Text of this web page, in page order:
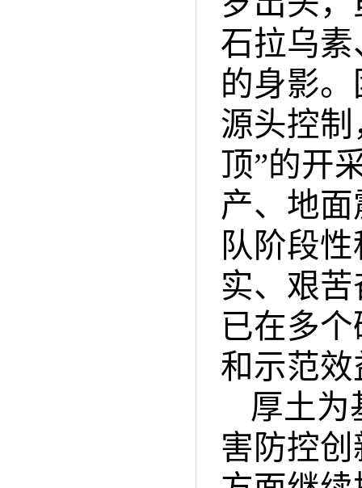
石拉乌
的身影
源头控
顶”的开
产、地
队阶段
实、艰
已在多
和示范效
厚土为
害防控